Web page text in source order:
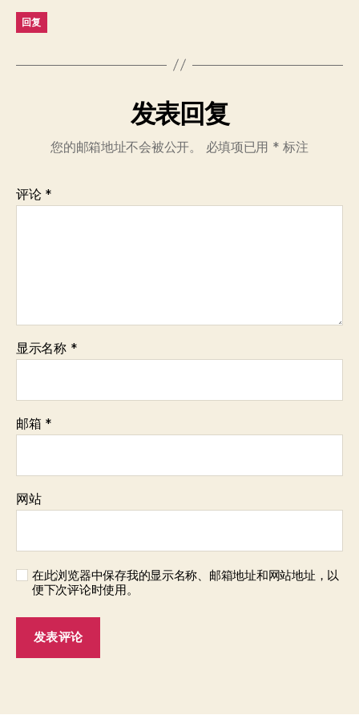
回复
发表回复
您的邮箱地址不会被公开。 必填项已用 * 标注
评论 *
显示名称 *
邮箱 *
网站
在此浏览器中保存我的显示名称、邮箱地址和网站地址，以
便下次评论时使用。